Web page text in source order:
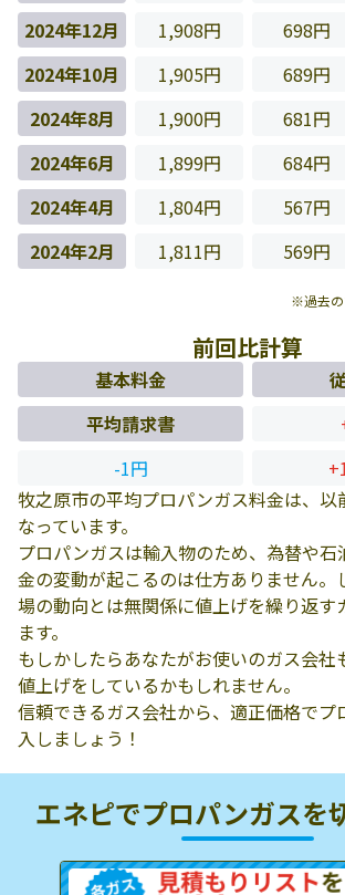
2024年12月
1,908円 698円
2024年10月
1,905円 689円
2024年8月
1,900円 681円
2024年6月
1,899円 684円
2024年4月
1,804円 567円
2024年2月
1,811円 569円
※過去の
前回比計算
基本料金
平均請求書
-1円
牧之原市の平均プロパンガス料金は、以
なっています。
プロパンガスは輸入物のため、為替や石
金の変動が起こるのは仕方ありません。
場の動向とは無関係に値上げを繰り返す
ます。
もしかしたらあなたがお使いのガス会社
値上げをしているかもしれません。
信頼できるガス会社から、適正価格でプ
入しましょう！
エネピでプロパンガスを